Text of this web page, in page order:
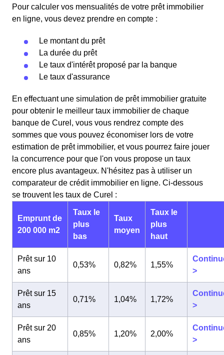
Pour calculer vos mensualités de votre prêt immobilier
en ligne, vous devez prendre en compte :
Le montant du prêt
La durée du prêt
Le taux d'intérêt proposé par la banque
Le taux d'assurance
En effectuant une simulation de prêt immobilier gratuite
pour obtenir le meilleur taux immobilier de chaque
banque de Curel, vous vous rendrez compte des
sommes que vous pouvez économiser lors de votre
estimation de prêt immobilier, et vous pourrez faire jouer
la concurrence pour que l'on vous propose un taux
encore plus avantageux. N'hésitez pas à utiliser un
comparateur de crédit immobilier en ligne. Ci-dessous
se trouvent les taux de Curel :
Emprunt de
200 000 m2
Taux le
plus
bas
Taux
moyen
Taux le
plus
haut
Prêt sur 10
ans
0,53% 0,82% 1,55%
>
Prêt sur 15
ans
0,71% 1,04% 1,72%
>
Prêt sur 20
ans
0,85% 1,20% 2,00%
>